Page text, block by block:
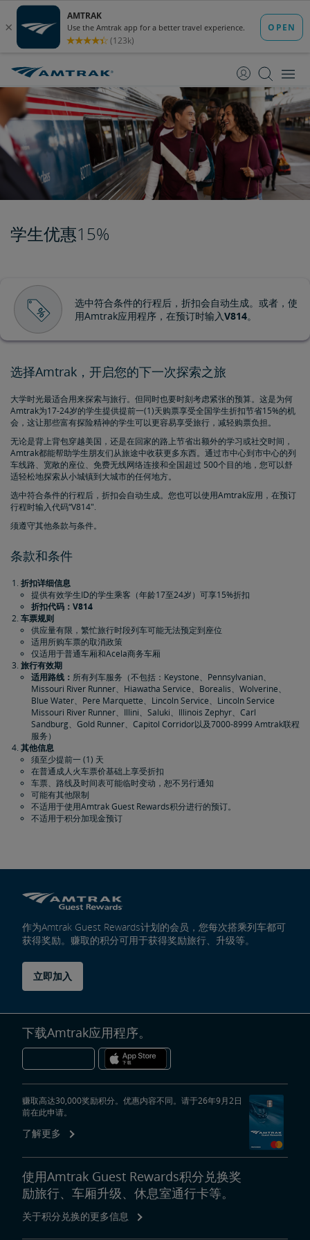
至
至
学生优惠15%
选中符合条件的行程后，折扣会自动生成。或者，使
用Amtrak应用程序，在预订时输入V814。
选择Amtrak，开启您的下一次探索之旅
大学时光最适合用来探索与旅行。但同时也要时刻考虑紧张的预算。这是为何
Amtrak为17-24岁的学生提供提前一(1)天购票享受全国学生折扣节省15%的机
会，这让那些富有探险精神的学生可以更容易享受旅行，减轻购票负担。
无论是背上背包穿越美国，还是在回家的路上节省出额外的学习或社交时间，
Amtrak都能帮助学生朋友们从旅途中收获更多东西。通过市中心到市中心的列
车线路、宽敞的座位、免费无线网络连接和全国超过 500个目的地，您可以舒
适轻松地探索从小城镇到大城市的任何地方。
选中符合条件的行程后，折扣会自动生成。您也可以使用Amtrak应用，在预订
行程时输入代码“V814".
须遵守其他条款与条件。
条款和条件
折扣详细信息
提供有效学生ID的学生乘客（年龄17至24岁）可享15%折扣
折扣代码：V814
车票规则
供应量有限，繁忙旅行时段列车可能无法预定到座位
适用所购车票的取消政策
仅适用于普通车厢和Acela商务车厢
旅行有效期
适用路线： 所有列车服务（不包括：Keystone、Pennsylvanian、
Missouri River Runner、Hiawatha Service、Borealis、Wolverine、
Blue Water、Pere Marquette、Lincoln Service、Lincoln Service
Missouri River Runner、Illini、Saluki、Illinois Zephyr、Carl
Sandburg、Gold Runner、Capitol Corridor以及7000-8999 Amtrak联程
服务）
其他信息
须至少提前一 (1) 天
在普通成人火车票价基础上享受折扣
车票、路线及时间表可能临时变动，恕不另行通知
可能有其他限制
不适用于使用Amtrak Guest Rewards积分进行的预订。
不适用于积分加现金预订
作为Amtrak Guest Rewards计划的会员，您每次搭乘列车都可
获得奖励。赚取的积分可用于获得奖励旅行、升级等。
立即加入
下载Amtrak应用程序。
赚取高达30,000奖励积分。优惠内容不同。请于26年9月2日
前在此申请。
了解更多
使用Amtrak Guest Rewards积分兑换奖
励旅行、车厢升级、休息室通行卡等。
关于积分兑换的更多信息